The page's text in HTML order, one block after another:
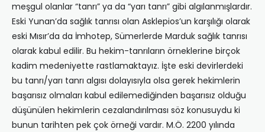
meşgul olanlar “tanrı” ya da “yarı tanrı” gibi algılanmışlardır.
Eski Yunan’da sağlık tanrısı olan Asklepios’un karşılığı olarak
eski Mısır’da da İmhotep, Sümerlerde Marduk sağlık tanrısı
olarak kabul edilir. Bu hekim-tanrıların örneklerine birçok
kadim medeniyette rastlamaktayız. İşte eski devirlerdeki
bu tanrı/yarı tanrı algısı dolayısıyla olsa gerek hekimlerin
başarısız olmaları kabul edilemediğinden başarısız olduğu
düşünülen hekimlerin cezalandırılması söz konusuydu ki
bunun tarihten pek çok örneği vardır. M.Ö. 2200 yılında